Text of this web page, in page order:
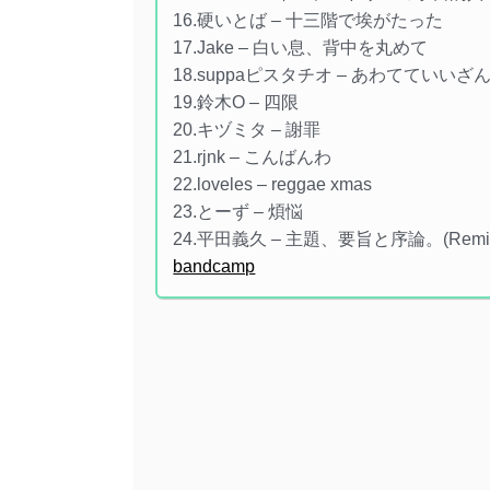
16.硬いとば – 十三階で埃がたった
17.Jake – 白い息、背中を丸めて
18.suppaピスタチオ – あわてていいざ
19.鈴木O – 四限
20.キヅミタ – 謝罪
21.rjnk – こんばんわ
22.loveles – reggae xmas
23.とーず – 煩悩
24.平田義久 – 主題、要旨と序論。
bandcamp